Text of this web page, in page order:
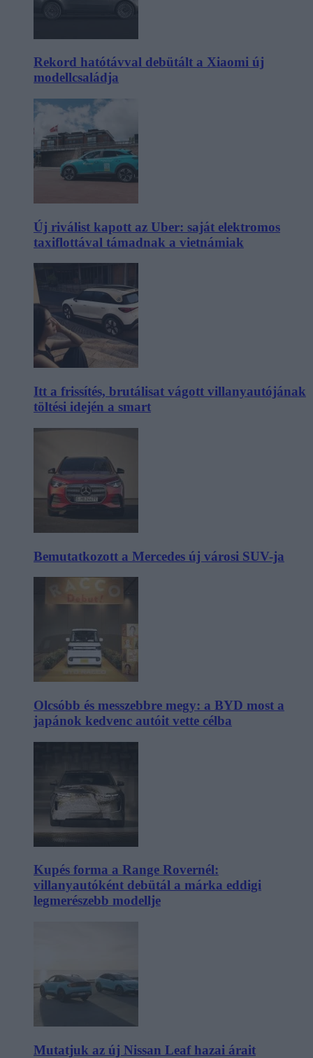
Rekord hatótávval debütált a Xiaomi új
modellcsaládja
Új riválist kapott az Uber: saját elektromos
taxiflottával támadnak a vietnámiak
Itt a frissítés, brutálisat vágott villanyautójának
töltési idején a smart
Bemutatkozott a Mercedes új városi SUV-ja
Olcsóbb és messzebbre megy: a BYD most a
japánok kedvenc autóit vette célba
Kupés forma a Range Rovernél:
villanyautóként debütál a márka eddigi
legmerészebb modellje
Mutatjuk az új Nissan Leaf hazai árait